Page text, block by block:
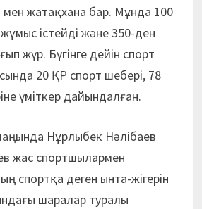
мен жатақхана бар. Мұнда 100
істейді және 350-ден
жүр. Бүгінге дейін спорт
20 ҚР спорт шебері, 78
үміткер дайындалған.
Нұрлыбек Нәлібаев
жас спортшылармен
спортқа деген ынта-жігерін
шаралар туралы